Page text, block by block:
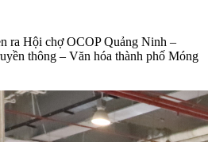
ra Hội chợ OCOP Quảng Ninh –
thông – Văn hóa thành phố Móng